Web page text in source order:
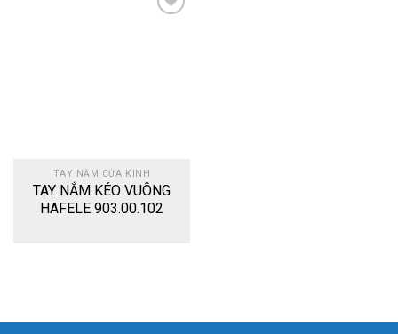
TAY NẮM CỬA KÍNH
TAY NẮM KÉO VUÔNG
HAFELE 903.00.102